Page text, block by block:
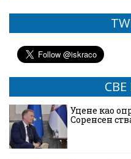
СВЕ
Уцене као
Соренсен